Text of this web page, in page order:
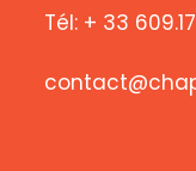
Tél: + 33